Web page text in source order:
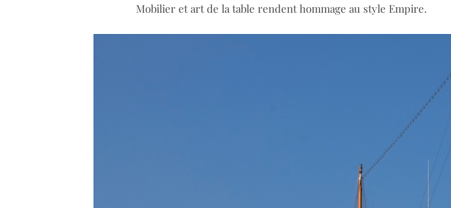
Mobilier et art de la table rendent hommage au style Empire.